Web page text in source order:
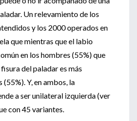
Un relevamiento de los
y los 2000 operados en
que mientras que el labio
en los hombres (55%) que
del paladar es más
Y, en ambos, la
a ser unilateral izquierda (ver
con 45 variantes.